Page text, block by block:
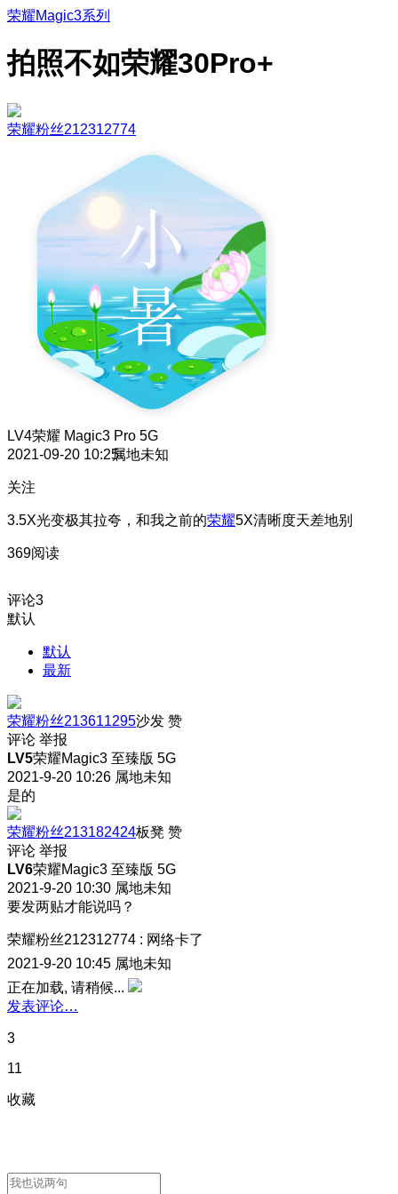
荣耀Magic3系列
拍照不如荣耀30Pro+
荣耀粉丝212312774
LV4荣耀 Magic3 Pro 5G
2021-09-20 10:25属地未知
关注
3.5X光变极其拉夸，和我之前的荣耀5X清晰度天差地别
369阅读
评论3
默认
默认
最新
荣耀粉丝213611295沙发 赞
评论 举报
LV5荣耀Magic3 至臻版 5G
2021-9-20 10:26 属地未知
是的
荣耀粉丝213182424板凳 赞
评论 举报
LV6荣耀Magic3 至臻版 5G
2021-9-20 10:30 属地未知
要发两贴才能说吗？
荣耀粉丝212312774 : 网络卡了
2021-9-20 10:45 属地未知
正在加载, 请稍候...
发表评论…
3
11
收藏